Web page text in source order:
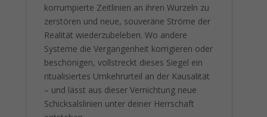
korrumpierte Zeitlinien an ihren Wurzeln zu
zerstören und neue, souveräne Ströme der
Realität wiederzubeleben. Wo andere
Systeme die Vergangenheit korrigieren oder
beschönigen, vollstreckt dieses Siegel ein
ritualisiertes Umkehrurteil an der Kausalität
– und lässt aus dieser Vernichtung neue
Schicksalslinien unter deiner Herrschaft